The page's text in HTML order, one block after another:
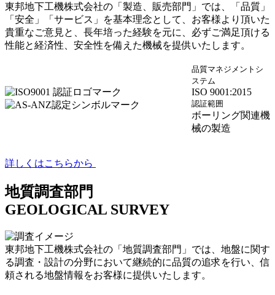
東邦地下工機株式会社の「製造、販売部門」では、「品質」
「安全」「サービス」を基本理念として、お客様より頂いた
貴重なご意見と、長年培った経験を元に、必ずご満足頂ける
性能と経済性、安全性を備えた機械を提供いたします。
品質マネジメントシ
ステム
ISO 9001:2015
認証範囲
ボーリング関連機
械の製造
詳しくはこちらから
地質調査部門
GEOLOGICAL SURVEY
東邦地下工機株式会社の「地質調査部門」では、地盤に関す
る調査・設計の分野において継続的に品質の追求を行い、信
頼される地盤情報をお客様に提供いたします。